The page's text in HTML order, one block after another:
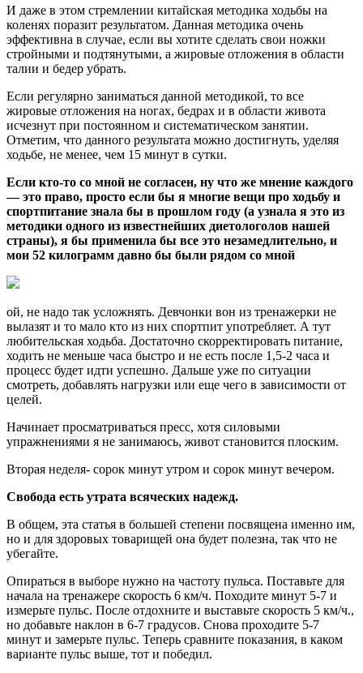
И даже в этом стремлении китайская методика ходьбы на
коленях поразит результатом. Данная методика очень
эффективна в случае, если вы хотите сделать свои ножки
стройными и подтянутыми, а жировые отложения в области
талии и бедер убрать.
Если регулярно заниматься данной методикой, то все
жировые отложения на ногах, бедрах и в области живота
исчезнут при постоянном и систематическом занятии.
Отметим, что данного результата можно достигнуть, уделяя
ходьбе, не менее, чем 15 минут в сутки.
Если кто-то со мной не согласен, ну что же мнение каждого
— это право, просто если бы я многие вещи про ходьбу и
спортпитание знала бы в прошлом году (а узнала я это из
методики одного из известнейших диетологолов нашей
страны), я бы применила бы все это незамедлительно, и
мои 52 килограмм давно бы были рядом со мной
ой, не надо так усложнять. Девчонки вон из тренажерки не
вылазят и то мало кто из них спортпит употребляет. А тут
любительская ходьба. Достаточно скорректировать питание,
ходить не меньше часа быстро и не есть после 1,5-2 часа и
процесс будет идти успешно. Дальше уже по ситуации
смотреть, добавлять нагрузки или еще чего в зависимости от
целей.
Начинает просматриваться пресс, хотя силовыми
упражнениями я не занимаюсь, живот становится плоским.
Вторая неделя- сорок минут утром и сорок минут вечером.
Свобода есть утрата всяческих надежд.
В общем, эта статья в большей степени посвящена именно им,
но и для здоровых товарищей она будет полезна, так что не
убегайте.
Опираться в выборе нужно на частоту пульса. Поставьте для
начала на тренажере скорость 6 км/ч. Походите минут 5-7 и
измерьте пульс. После отдохните и выставьте скорость 5 км/ч.,
но добавьте наклон в 6-7 градусов. Снова проходите 5-7
минут и замерьте пульс. Теперь сравните показания, в каком
варианте пульс выше, тот и победил.